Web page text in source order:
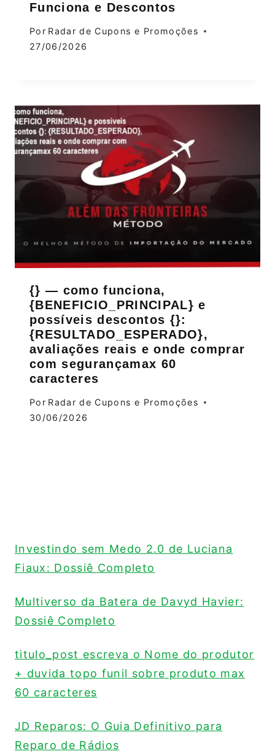
Funciona e Descontos
Por Radar de Cupons e Promoções
27/06/2026
{} — como funciona,
{BENEFICIO_PRINCIPAL} e
possíveis descontos {}:
{RESULTADO_ESPERADO},
avaliações reais e onde comprar
com segurançamax 60
caracteres
Por Radar de Cupons e Promoções
30/06/2026
Investindo sem Medo 2.0 de Luciana
Fiaux: Dossiê Completo
Multiverso da Batera de Davyd Havier:
Dossiê Completo
titulo_post escreva o Nome do produtor
+ duvida topo funil sobre produto max
60 caracteres
JD Reparos: O Guia Definitivo para
Reparo de Rádios